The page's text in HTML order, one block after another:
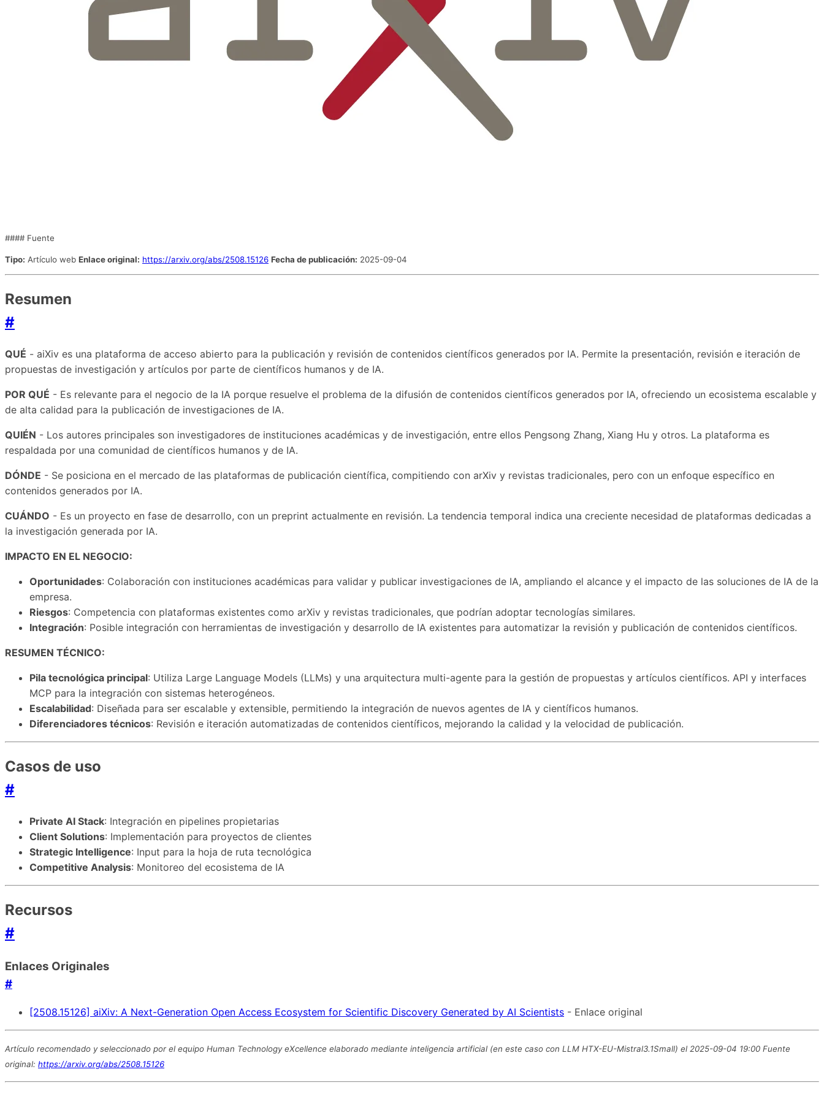
#### Fuente
Tipo: Artículo web Enlace original: https://arxiv.org/abs/2508.15126 Fecha de publicación: 2025-09-04
Resumen
#
QUÉ - aiXiv es una plataforma de acceso abierto para la publicación y revisión de contenidos científicos generados por IA. Permite la presentación, revisión e iteración de
propuestas de investigación y artículos por parte de científicos humanos y de IA.
POR QUÉ - Es relevante para el negocio de la IA porque resuelve el problema de la difusión de contenidos científicos generados por IA, ofreciendo un ecosistema escalable y
de alta calidad para la publicación de investigaciones de IA.
QUIÉN - Los autores principales son investigadores de instituciones académicas y de investigación, entre ellos Pengsong Zhang, Xiang Hu y otros. La plataforma es
respaldada por una comunidad de científicos humanos y de IA.
DÓNDE - Se posiciona en el mercado de las plataformas de publicación científica, compitiendo con arXiv y revistas tradicionales, pero con un enfoque específico en
contenidos generados por IA.
CUÁNDO - Es un proyecto en fase de desarrollo, con un preprint actualmente en revisión. La tendencia temporal indica una creciente necesidad de plataformas dedicadas a
la investigación generada por IA.
IMPACTO EN EL NEGOCIO:
Oportunidades: Colaboración con instituciones académicas para validar y publicar investigaciones de IA, ampliando el alcance y el impacto de las soluciones de IA de la
empresa.
Riesgos: Competencia con plataformas existentes como arXiv y revistas tradicionales, que podrían adoptar tecnologías similares.
Integración: Posible integración con herramientas de investigación y desarrollo de IA existentes para automatizar la revisión y publicación de contenidos científicos.
RESUMEN TÉCNICO:
Pila tecnológica principal: Utiliza Large Language Models (LLMs) y una arquitectura multi-agente para la gestión de propuestas y artículos científicos. API y interfaces
MCP para la integración con sistemas heterogéneos.
Escalabilidad: Diseñada para ser escalable y extensible, permitiendo la integración de nuevos agentes de IA y científicos humanos.
Diferenciadores técnicos: Revisión e iteración automatizadas de contenidos científicos, mejorando la calidad y la velocidad de publicación.
Casos de uso
#
Private AI Stack: Integración en pipelines propietarias
Client Solutions: Implementación para proyectos de clientes
Strategic Intelligence: Input para la hoja de ruta tecnológica
Competitive Analysis: Monitoreo del ecosistema de IA
Recursos
#
Enlaces Originales
#
[2508.15126] aiXiv: A Next-Generation Open Access Ecosystem for Scientific Discovery Generated by AI Scientists - Enlace original
Artículo recomendado y seleccionado por el equipo Human Technology eXcellence elaborado mediante inteligencia artificial (en este caso con LLM HTX-EU-Mistral3.1Small) el 2025-09-04 19:00 Fuente
original: https://arxiv.org/abs/2508.15126